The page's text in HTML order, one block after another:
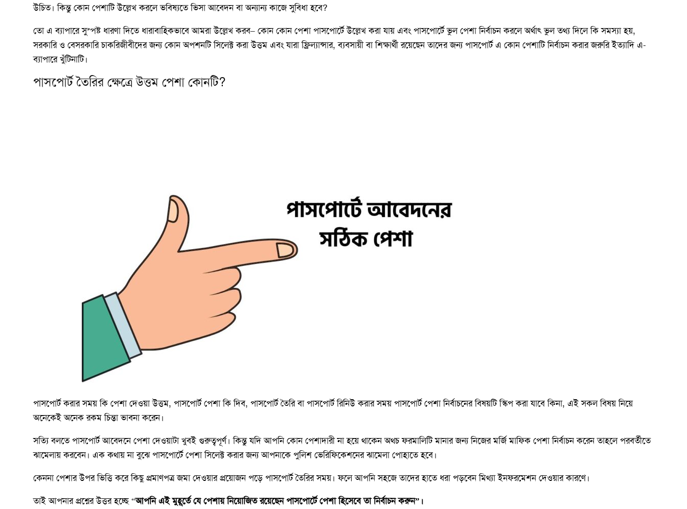
উচিত। কিন্তু কোন পেশাটি উল্লেখ করলে ভবিষ্যতে ভিসা আবেদন বা অন্যান্য কাজে সুবিধা হবে?
তো এ ব্যাপারে সুস্পষ্ট ধারণা দিতে ধারাবাহিকভাবে আমরা উল্লেখ করব– কোন কোন পেশা পাসপোর্টে উল্লেখ করা যায় এবং পাসপোর্টে ভুল পেশা নির্বাচন করলে অর্থাৎ ভুল তথ্য দিলে কি সমস্যা হয়,
সরকারি ও বেসরকারি চাকরিজীবীদের জন্য কোন অপশনটি সিলেক্ট করা উত্তম এবং যারা ফ্রিল্যান্সার, ব্যবসায়ী বা শিক্ষার্থী রয়েছেন তাদের জন্য পাসপোর্ট এ কোন পেশাটি নির্বাচন করার জরুরি ইত্যাদি এ-
ব্যাপারে খুঁটিনাটি।
পাসপোর্ট তৈরির ক্ষেত্রে উত্তম পেশা কোনটি?
পাসপোর্ট করার সময় কি পেশা দেওয়া উত্তম, পাসপোর্ট পেশা কি দিব, পাসপোর্ট তৈরি বা পাসপোর্ট রিনিউ করার সময় পাসপোর্ট পেশা নির্বাচনের বিষয়টি স্কিপ করা যাবে কিনা, এই সকল বিষয় নিয়ে
অনেকেই অনেক রকম চিন্তা ভাবনা করেন।
সত্যি বলতে পাসপোর্ট আবেদনে পেশা দেওয়াটা খুবই গুরুত্বপূর্ণ। কিন্তু যদি আপনি কোন পেশাদারী না হয়ে থাকেন অথচ ফরমালিটি মানার জন্য নিজের মর্জি মাফিক পেশা নির্বাচন করেন তাহলে পরবর্তীতে
ঝামেলায় করবেন। এক কথায় না বুঝে পাসপোর্টে পেশা সিলেক্ট করার জন্য আপনাকে পুলিশ ভেরিফিকেশনের ঝামেলা পোহাতে হবে।
কেননা পেশার উপর ভিত্তি করে কিছু প্রমাণপত্র জমা দেওয়ার প্রয়োজন পড়ে পাসপোর্ট তৈরির সময়। ফলে আপনি সহজে তাদের হাতে ধরা পড়বেন মিথ্যা ইনফরমেশন দেওয়ার কারণে।
তাই আপনার প্রশ্নের উত্তর হচ্ছে “আপনি এই মুহূর্তে যে পেশায় নিয়োজিত রয়েছেন পাসপোর্টে পেশা হিসেবে তা নির্বাচন করুন”।